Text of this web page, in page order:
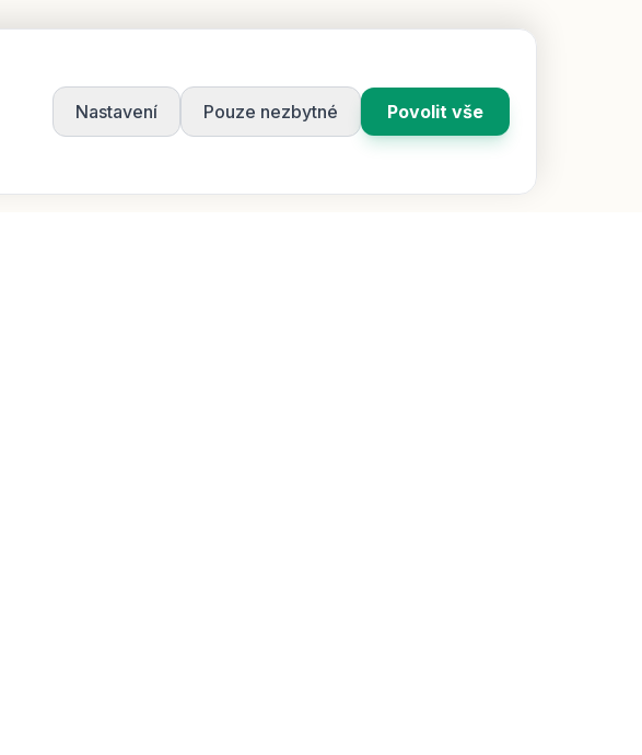
Nastavení Pouze nezbytné Povolit vše